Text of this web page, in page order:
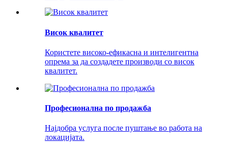
Висок квалитет
Користете високо-ефикасна и интелигентна
опрема за да создадете производи со висок
квалитет.
Професионална по продажба
Најдобра услуга после пуштање во работа на
локацијата.